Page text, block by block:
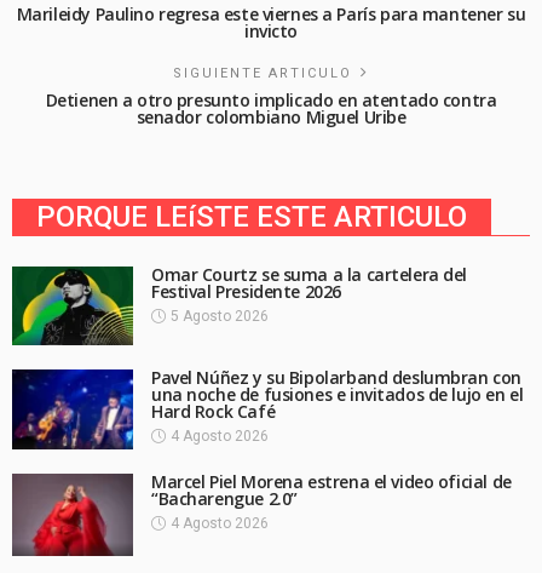
Marileidy Paulino regresa este viernes a París para mantener su
invicto
SIGUIENTE ARTICULO
Detienen a otro presunto implicado en atentado contra
senador colombiano Miguel Uribe
PORQUE LEíSTE ESTE ARTICULO
Omar Courtz se suma a la cartelera del
Festival Presidente 2026
5 Agosto 2026
Pavel Núñez y su Bipolarband deslumbran con
una noche de fusiones e invitados de lujo en el
Hard Rock Café
4 Agosto 2026
Marcel Piel Morena estrena el video oficial de
“Bacharengue 2.0”
4 Agosto 2026